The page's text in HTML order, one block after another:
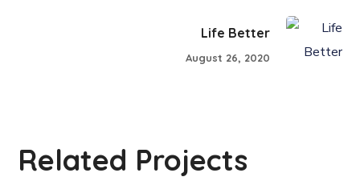
Life Better
August 26, 2020
Related Projects
Health Care Delivery
#CHARITY